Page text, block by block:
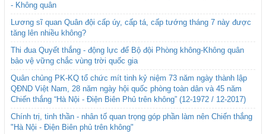
- Không quân
Lương sĩ quan Quân đội cấp úy, cấp tá, cấp tướng tháng 7 này được
tăng lên nhiều không?
Thi đua Quyết thắng - động lực để Bộ đội Phòng không-Không quân
bảo vệ vững chắc vùng trời quốc gia
Quân chủng PK-KQ tổ chức mít tinh kỷ niệm 73 năm ngày thành lập
QĐND Việt Nam, 28 năm ngày hội quốc phòng toàn dân và 45 năm
Chiến thắng “Hà Nội - Điện Biên Phủ trên không” (12-1972 / 12-2017)
Chính trị, tinh thần - nhân tố quan trọng góp phần làm nên Chiến thắng
"Hà Nội - Điện Biên phủ trên không"